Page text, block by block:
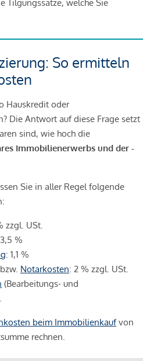
Tilgungssätze, welche Sie
So ermitteln
Hauskredit oder
Die Antwort auf diese Frage setzt
sind, wie hoch die
Immobilienerwerbs und der -
Sie in aller Regel folgende
zzgl. USt.
%
: 1,1 %
Notarkosten: 2 % zzgl. USt.
(Bearbeitungs- und
beim Immobilienkaufvon
rechnen.